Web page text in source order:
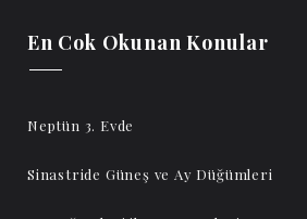
En Cok Okunan Konular
Neptün 3. Evde
Sinastride Güneş ve Ay Düğümleri